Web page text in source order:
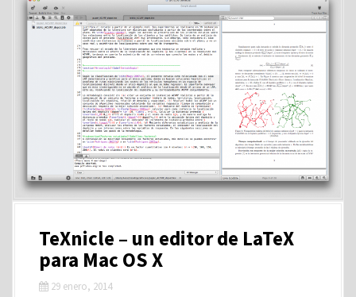
TeXnicle – un editor de LaTeX
para Mac OS X
29 enero, 2014